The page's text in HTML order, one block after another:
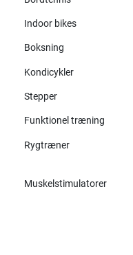
Indoor bikes
Boksning
Kondicykler
Stepper
Funktionel træning
Rygtræner
Muskelstimulatorer